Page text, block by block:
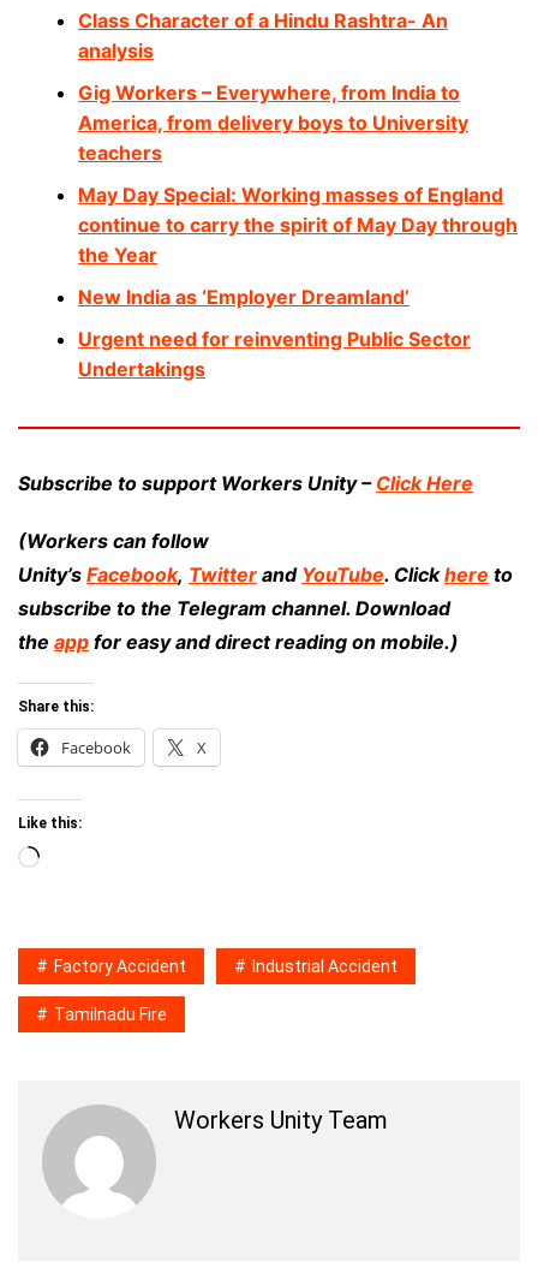
Class Character of a Hindu Rashtra- An
analysis
Gig Workers – Everywhere, from India to
America, from delivery boys to University
teachers
May Day Special: Working masses of England
continue to carry the spirit of May Day through
the Year
New India as ‘Employer Dreamland’
Urgent need for reinventing Public Sector
Undertakings
Subscribe to support Workers Unity – Click Here
(Workers can follow
Unity’s Facebook, Twitter and YouTube. Clickhere to
subscribe to the Telegram channel. Download
the app for easy and direct reading on mobile.)
Share this:
Facebook X
Like this:
Loading…
Factory Accident Industrial Accident
Tamilnadu Fire
Workers Unity Team